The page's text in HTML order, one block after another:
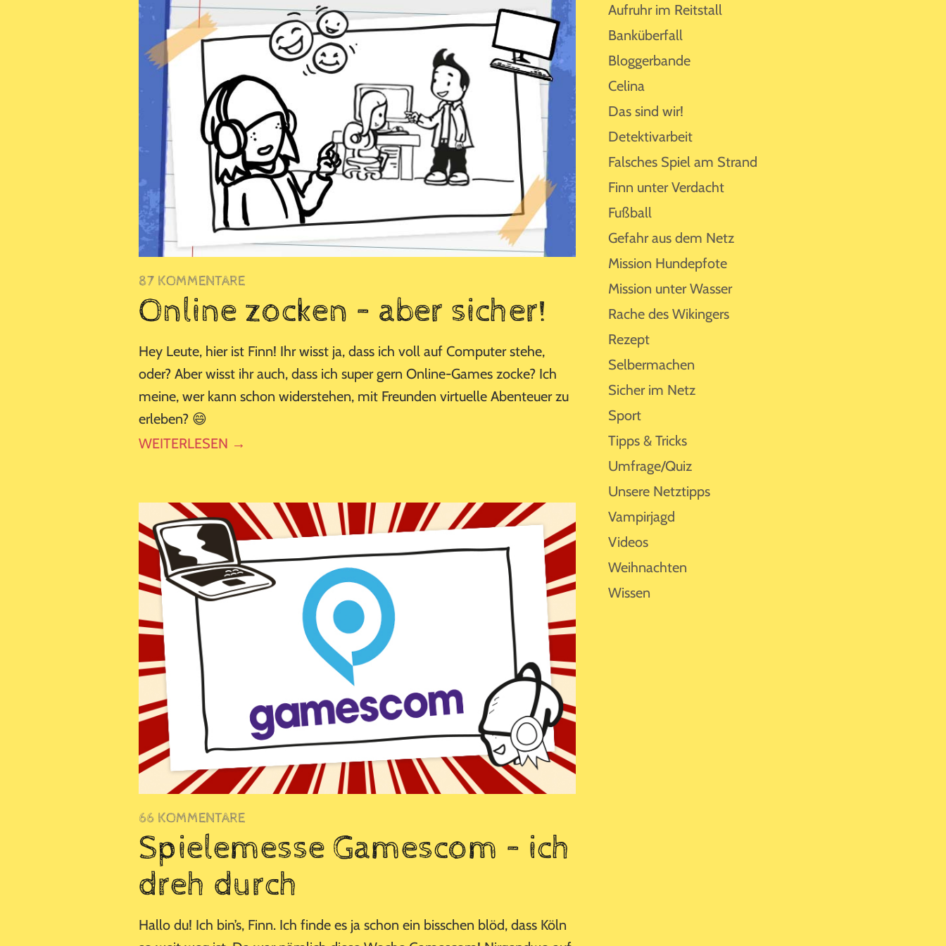
87 KOMMENTARE
Online zocken – aber sicher!
Hey Leute, hier ist Finn! Ihr wisst ja, dass ich voll auf Computer stehe,
oder? Aber wisst ihr auch, dass ich super gern Online-Games zocke? Ich
meine, wer kann schon widerstehen, mit Freunden virtuelle Abenteuer zu
erleben? 😄
WEITERLESEN →
66 KOMMENTARE
Spielemesse Gamescom – ich
dreh durch
Hallo du! Ich bin’s, Finn. Ich finde es ja schon ein bisschen blöd, dass Köln
Aufruhr im Reitstall
Banküberfall
Bloggerbande
Celina
Das sind wir!
Detektivarbeit
Falsches Spiel am Strand
Finn unter Verdacht
Fußball
Gefahr aus dem Netz
Mission Hundepfote
Mission unter Wasser
Rache des Wikingers
Rezept
Selbermachen
Sicher im Netz
Sport
Tipps & Tricks
Umfrage/Quiz
Unsere Netztipps
Vampirjagd
Videos
Weihnachten
Wissen